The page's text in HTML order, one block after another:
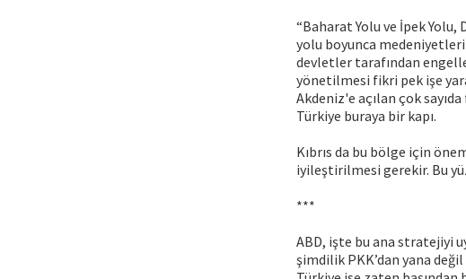
“Baharat Yolu ve İpek Yolu,
yolu boyunca
devletler tarafından
yönetilmesi fikri pek işe
Akdeniz'e açılan çok
Türkiye buraya bir kapı.
Kıbrıs da bu bölge için
iyileştirilmesi gerekir. Bu
***
ABD, işte bu ana stratejiyi
şimdilik PKK’dan yana